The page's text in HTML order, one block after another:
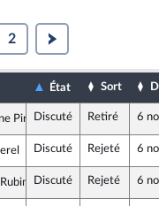
2
État Sort
Pirès Beaune
Discuté Retiré 6
Discuté Rejeté 6
Discuté Rejeté 6